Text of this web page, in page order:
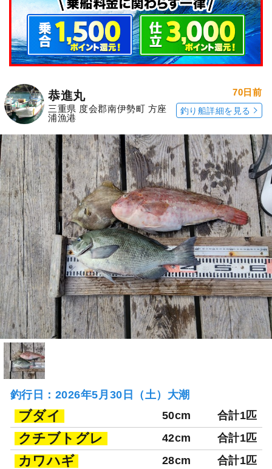
恭進丸
三重県 度会郡南伊勢町 方座
浦漁港
70日前
釣り船詳細を見る
釣行日：2026年5月30日（土）大潮
ブダイ 50cm 合計1匹
クチブトグレ 42cm 合計1匹
カワハギ 28cm 合計1匹